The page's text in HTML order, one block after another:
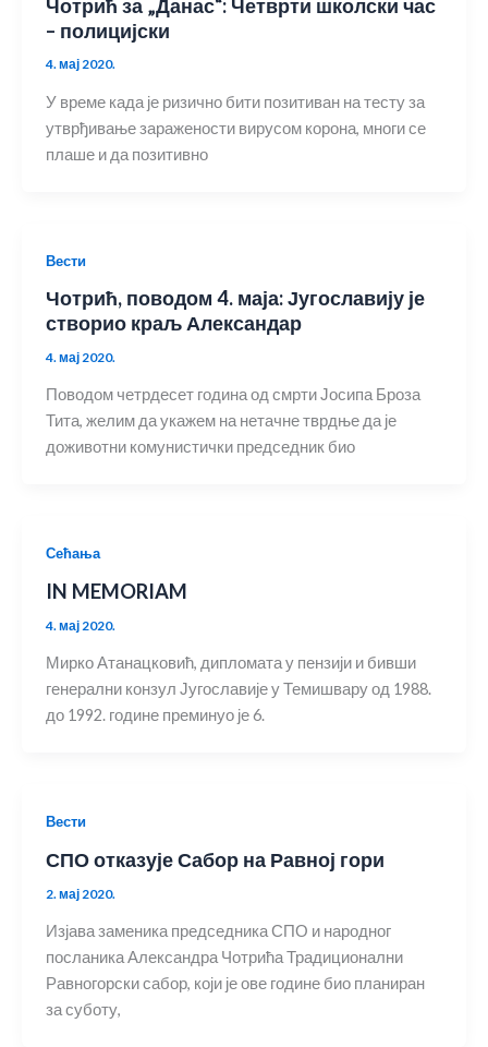
Чотрић за „Данас“: Четврти школски час
– полицијски
4. мај 2020.
У време када је ризично бити позитиван на тесту за
утврђивање заражености вирусом корона, многи се
плаше и да позитивно
Вести
Чотрић, поводом 4. маја: Југославију је
створио краљ Александар
4. мај 2020.
Поводом четрдесет година од смрти Јосипа Броза
Тита, желим да укажем на нетачне тврдње да је
доживотни комунистички председник био
Сећања
IN MEMORIAM
4. мај 2020.
Мирко Атанацковић, дипломата у пензији и бивши
генерални конзул Југославије у Темишвару од 1988.
до 1992. године преминуо је 6.
Вести
СПО отказује Сабор на Равној гори
2. мај 2020.
Изјава заменика председника СПО и народног
посланика Александра Чотрића Традиционални
Равногорски сабор, који је ове године био планиран
за суботу,